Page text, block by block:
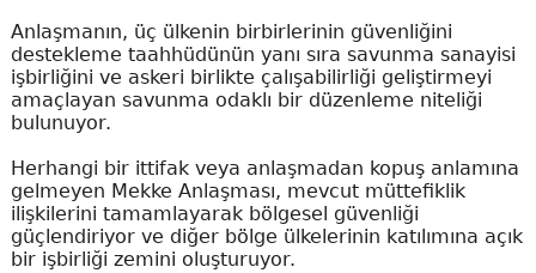
Anlaşmanın, üç ülkenin birbirlerinin güvenliğini
destekleme taahhüdünün yanı sıra savunma sanayisi
işbirliğini ve askeri birlikte çalışabilirliği geliştirmeyi
amaçlayan savunma odaklı bir düzenleme niteliği
bulunuyor.
Herhangi bir ittifak veya anlaşmadan kopuş anlamına
gelmeyen Mekke Anlaşması, mevcut müttefiklik
ilişkilerini tamamlayarak bölgesel güvenliği
güçlendiriyor ve diğer bölge ülkelerinin katılımına açık
bir işbirliği zemini oluşturuyor.